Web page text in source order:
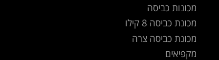
מכונות כביסה
מכונת כביסה 8 קילו
מכונת כביסה צרה
מקפיאים